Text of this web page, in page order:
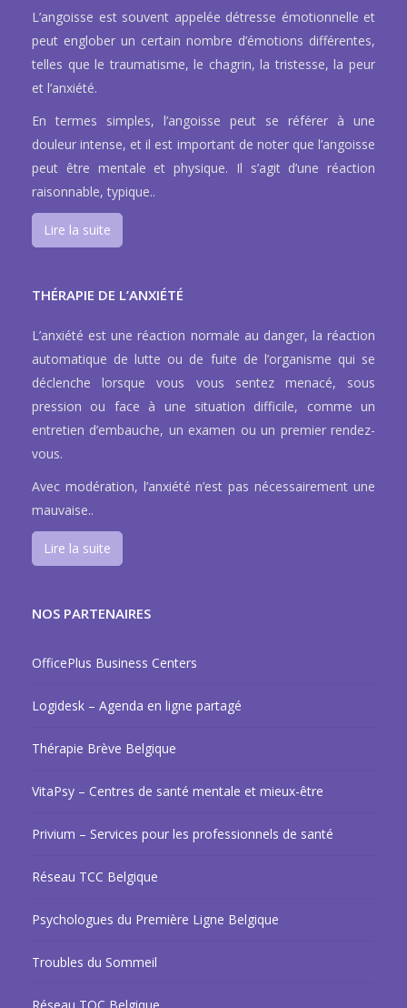
L’angoisse est souvent appelée détresse émotionnelle et
peut englober un certain nombre d’émotions différentes,
telles que le traumatisme, le chagrin, la tristesse, la peur
et l’anxiété.
En termes simples, l’angoisse peut se référer à une
douleur intense, et il est important de noter que l’angoisse
peut être mentale et physique. Il s’agit d’une réaction
raisonnable, typique..
Lire la suite
THÉRAPIE DE L’ANXIÉTÉ
L’anxiété est une réaction normale au danger, la réaction
automatique de lutte ou de fuite de l’organisme qui se
déclenche lorsque vous vous sentez menacé, sous
pression ou face à une situation difficile, comme un
entretien d’embauche, un examen ou un premier rendez-
vous.
Avec modération, l’anxiété n’est pas nécessairement une
mauvaise..
Lire la suite
NOS PARTENAIRES
OfficePlus Business Centers
Logidesk – Agenda en ligne partagé
Thérapie Brève Belgique
VitaPsy – Centres de santé mentale et mieux-être
Privium – Services pour les professionnels de santé
Réseau TCC Belgique
Psychologues du Première Ligne Belgique
Troubles du Sommeil